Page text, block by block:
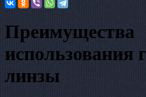
Преимущества
использования
линзы